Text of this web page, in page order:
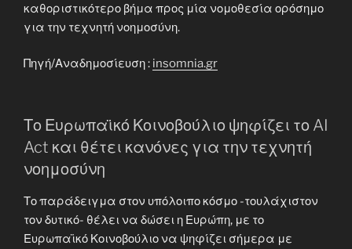
καθοριστικότερο βήμα προς μία νομοθεσία ορόσημο
για την τεχνητή νοημοσύνη.
Πηγή/Αναδημοσίευση : insomnia.gr
Το Ευρωπαϊκό Κοινοβούλιο ψηφίζει το AI
Act και θέτει κανόνες για την τεχνητή
νοημοσύνη
Το παράδειγμα στον υπόλοιπο κόσμο -τουλάχιστον
τον δυτικό- θέλει να δώσει η Ευρώπη, με το
Ευρωπαϊκό Κοινοβούλιο να ψηφίζει σήμερα με